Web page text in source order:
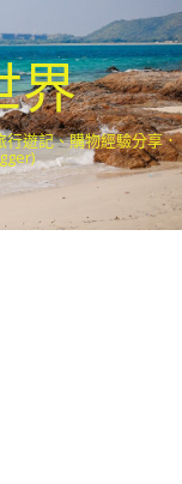
界
遊記、購物經驗分享．